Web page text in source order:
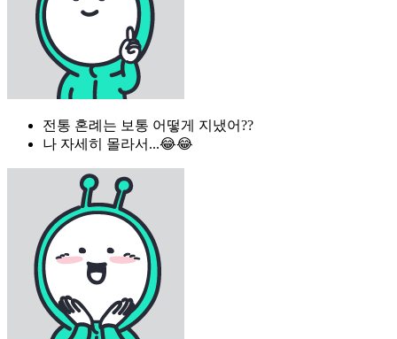
전통 혼례는 보통 어떻게 지냈어??
나 자세히 몰라서...😂😂